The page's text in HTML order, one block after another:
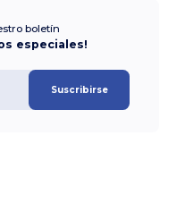
boletín
especiales!
Suscribirse